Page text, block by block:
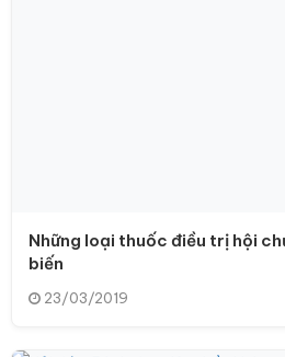
Những loại thuốc điều trị hội
biến
23/03/2019